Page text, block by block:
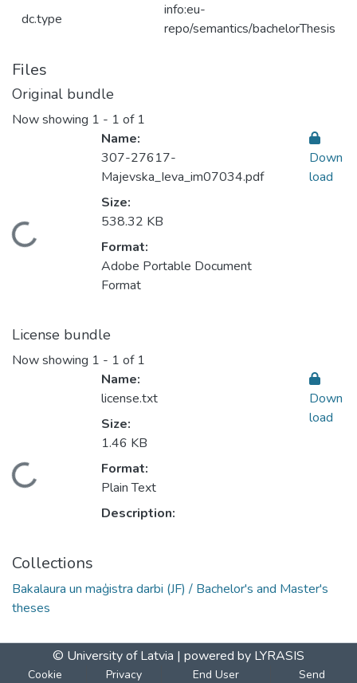
dc.type
info:eu-
repo/semantics/bachelorThesis
Files
Original bundle
Now showing 1 - 1 of 1
Loading...
Name:
307-27617-
Majevska_Ieva_im07034.pdf
Size:
538.32 KB
Format:
Adobe Portable Document
Format
Down
load
License bundle
Now showing 1 - 1 of 1
Loading...
Name:
license.txt
Size:
1.46 KB
Format:
Plain Text
Description:
Down
load
Collections
Bakalaura un maģistra darbi (JF) / Bachelor's and Master's
theses
© University of Latvia | powered by LYRASIS
Cookie Privacy End User Send